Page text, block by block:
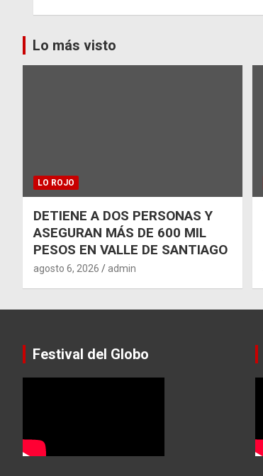
Lo más visto
LO ROJO
DETIENE A DOS PERSONAS Y
ASEGURAN MÁS DE 600 MIL
PESOS EN VALLE DE SANTIAGO
agosto 6, 2026 admin
Festival del Globo